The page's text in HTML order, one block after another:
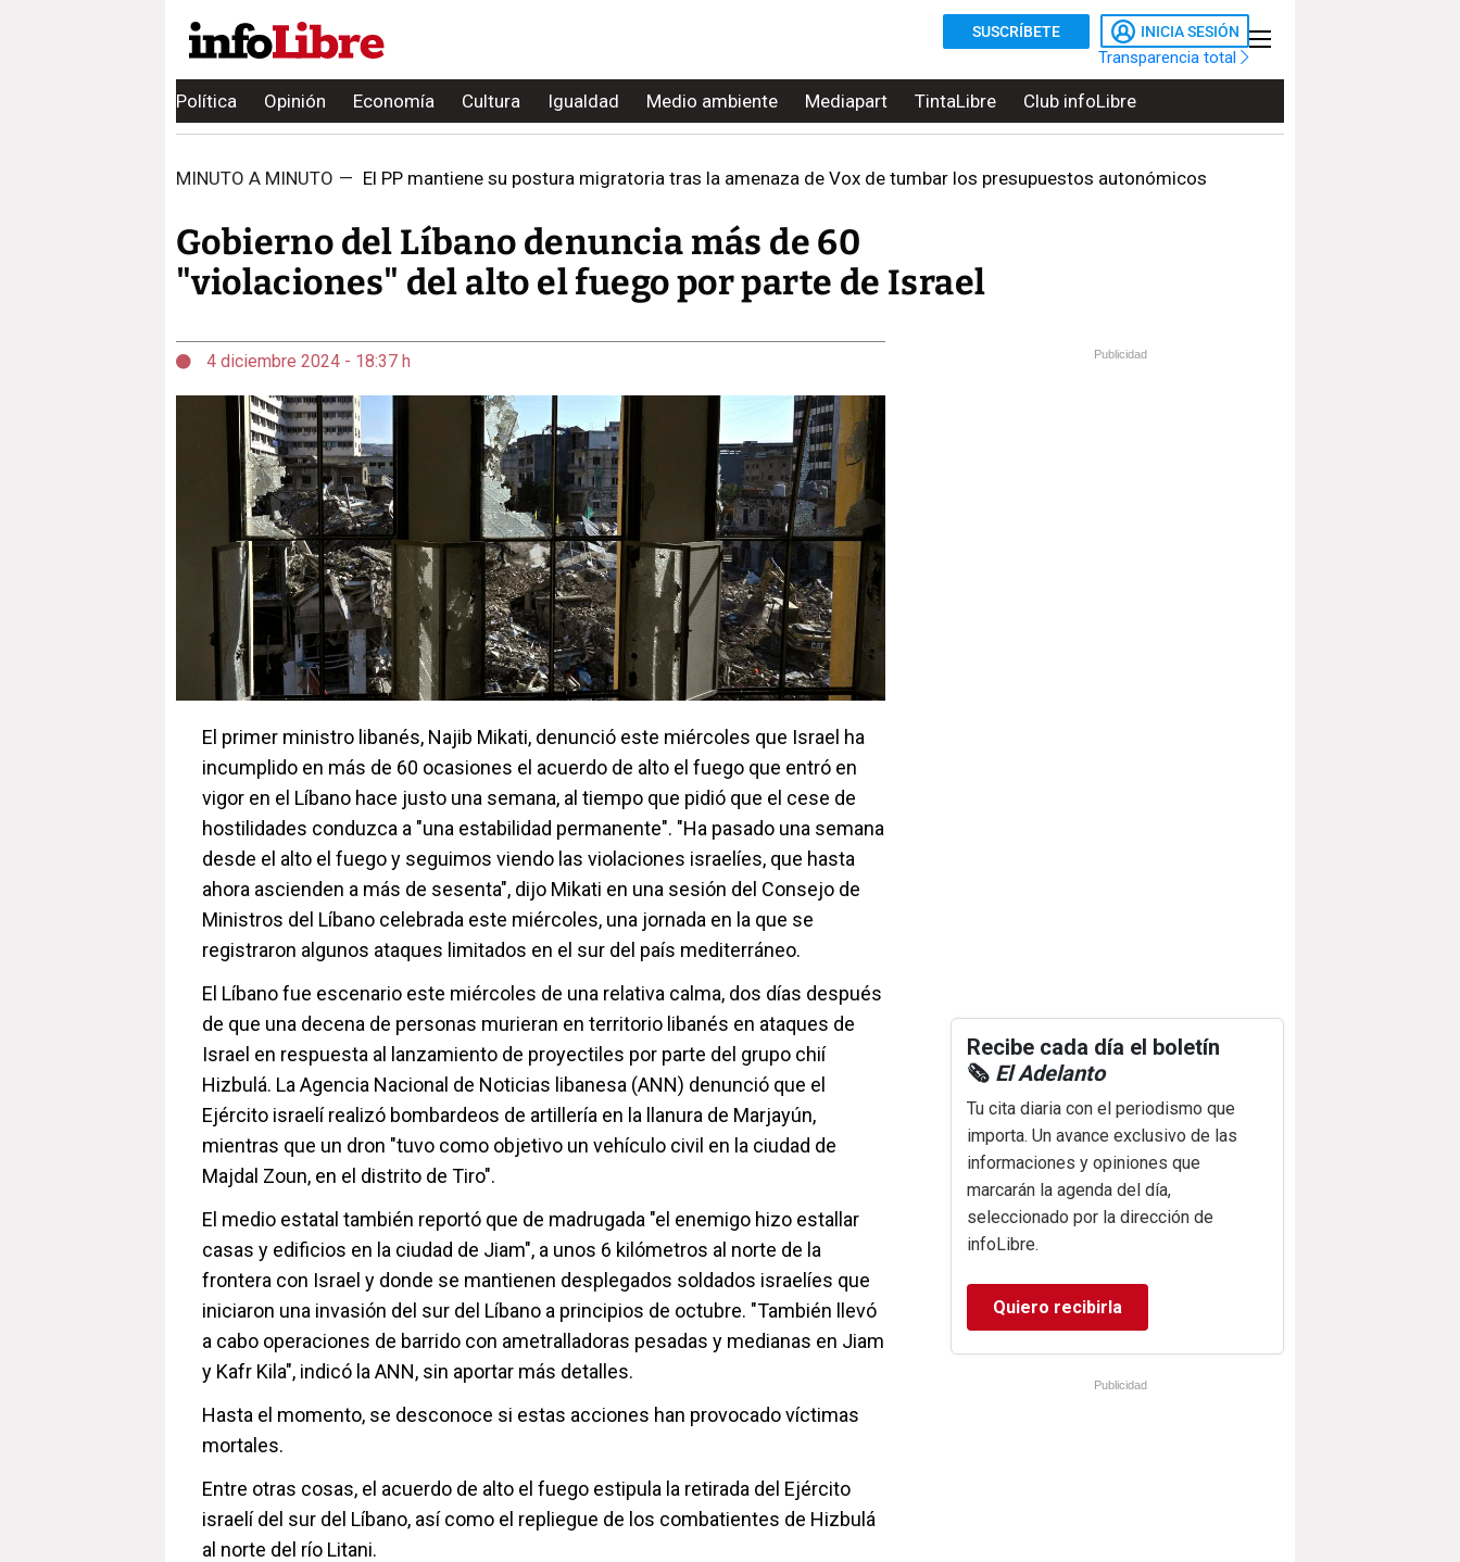
SUSCRÍBETE INICIA SESIÓN
Transparencia total
Política Opinión Economía Cultura Igualdad Medio ambiente Mediapart TintaLibre Club infoLibre
MINUTO A MINUTO — El PP mantiene su postura migratoria tras la amenaza de Vox de tumbar los presupuestos autonómicos
Gobierno del Líbano denuncia más de 60
"violaciones" del alto el fuego por parte de Israel
4 diciembre 2024 - 18:37 h
El primer ministro libanés, Najib Mikati, denunció este miércoles que Israel ha
incumplido en más de 60 ocasiones el acuerdo de alto el fuego que entró en
vigor en el Líbano hace justo una semana, al tiempo que pidió que el cese de
hostilidades conduzca a "una estabilidad permanente". "Ha pasado una semana
desde el alto el fuego y seguimos viendo las violaciones israelíes, que hasta
ahora ascienden a más de sesenta", dijo Mikati en una sesión del Consejo de
Ministros del Líbano celebrada este miércoles, una jornada en la que se
registraron algunos ataques limitados en el sur del país mediterráneo.
El Líbano fue escenario este miércoles de una relativa calma, dos días después
de que una decena de personas murieran en territorio libanés en ataques de
Israel en respuesta al lanzamiento de proyectiles por parte del grupo chií
Hizbulá. La Agencia Nacional de Noticias libanesa (ANN) denunció que el
Ejército israelí realizó bombardeos de artillería en la llanura de Marjayún,
mientras que un dron "tuvo como objetivo un vehículo civil en la ciudad de
Majdal Zoun, en el distrito de Tiro".
El medio estatal también reportó que de madrugada "el enemigo hizo estallar
casas y edificios en la ciudad de Jiam", a unos 6 kilómetros al norte de la
frontera con Israel y donde se mantienen desplegados soldados israelíes que
iniciaron una invasión del sur del Líbano a principios de octubre. "También llevó
a cabo operaciones de barrido con ametralladoras pesadas y medianas en Jiam
y Kafr Kila", indicó la ANN, sin aportar más detalles.
Hasta el momento, se desconoce si estas acciones han provocado víctimas
mortales.
Entre otras cosas, el acuerdo de alto el fuego estipula la retirada del Ejército
israelí del sur del Líbano, así como el repliegue de los combatientes de Hizbulá
al norte del río Litani.
Publicidad
Recibe cada día el boletín
🗞️ El Adelanto
Tu cita diaria con el periodismo que
importa. Un avance exclusivo de las
informaciones y opiniones que
marcarán la agenda del día,
seleccionado por la dirección de
infoLibre.
Quiero recibirla
Publicidad